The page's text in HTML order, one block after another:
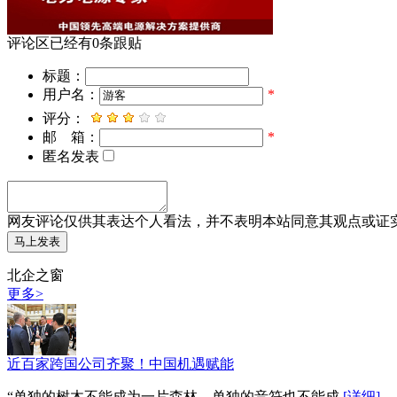
评论区已经有0条跟贴
标题：
用户名：
*
评分：
邮 箱：
*
匿名发表
网友评论仅供其表达个人看法，并不表明本站同意其观点或证
北企之窗
更多>
近百家跨国公司齐聚！中国机遇赋能